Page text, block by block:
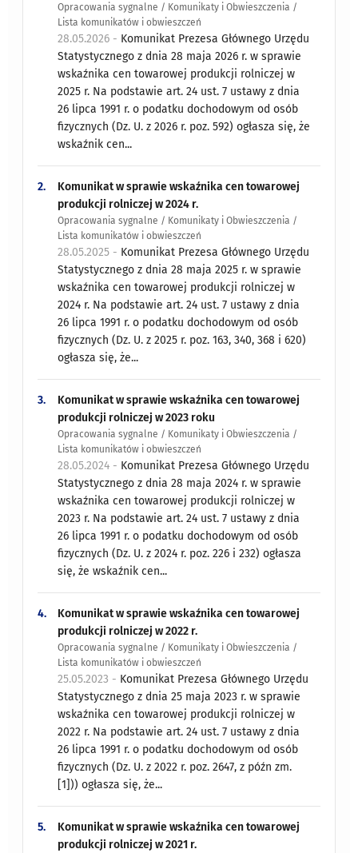
Opracowania sygnalne / Komunikaty i Obwieszczenia /
Lista komunikatów i obwieszczeń
28.05.2026 - Komunikat Prezesa Głównego Urzędu
Statystycznego z dnia 28 maja 2026 r. w sprawie
wskaźnika cen towarowej produkcji rolniczej w
2025 r. Na podstawie art. 24 ust. 7 ustawy z dnia
26 lipca 1991 r. o podatku dochodowym od osób
fizycznych (Dz. U. z 2026 r. poz. 592) ogłasza się, że
wskaźnik cen...
2.
Komunikat w sprawie wskaźnika cen towarowej
produkcji rolniczej w 2024 r.
Opracowania sygnalne / Komunikaty i Obwieszczenia /
Lista komunikatów i obwieszczeń
28.05.2025 - Komunikat Prezesa Głównego Urzędu
Statystycznego z dnia 28 maja 2025 r. w sprawie
wskaźnika cen towarowej produkcji rolniczej w
2024 r. Na podstawie art. 24 ust. 7 ustawy z dnia
26 lipca 1991 r. o podatku dochodowym od osób
fizycznych (Dz. U. z 2025 r. poz. 163, 340, 368 i 620)
ogłasza się, że...
3.
Komunikat w sprawie wskaźnika cen towarowej
produkcji rolniczej w 2023 roku
Opracowania sygnalne / Komunikaty i Obwieszczenia /
Lista komunikatów i obwieszczeń
28.05.2024 - Komunikat Prezesa Głównego Urzędu
Statystycznego z dnia 28 maja 2024 r. w sprawie
wskaźnika cen towarowej produkcji rolniczej w
2023 r. Na podstawie art. 24 ust. 7 ustawy z dnia
26 lipca 1991 r. o podatku dochodowym od osób
fizycznych (Dz. U. z 2024 r. poz. 226 i 232) ogłasza
się, że wskaźnik cen...
4.
Komunikat w sprawie wskaźnika cen towarowej
produkcji rolniczej w 2022 r.
Opracowania sygnalne / Komunikaty i Obwieszczenia /
Lista komunikatów i obwieszczeń
25.05.2023 - Komunikat Prezesa Głównego Urzędu
Statystycznego z dnia 25 maja 2023 r. w sprawie
wskaźnika cen towarowej produkcji rolniczej w
2022 r. Na podstawie art. 24 ust. 7 ustawy z dnia
26 lipca 1991 r. o podatku dochodowym od osób
fizycznych (Dz. U. z 2022 r. poz. 2647, z późn zm.
[1])) ogłasza się, że...
5.
Komunikat w sprawie wskaźnika cen towarowej
produkcji rolniczej w 2021 r.